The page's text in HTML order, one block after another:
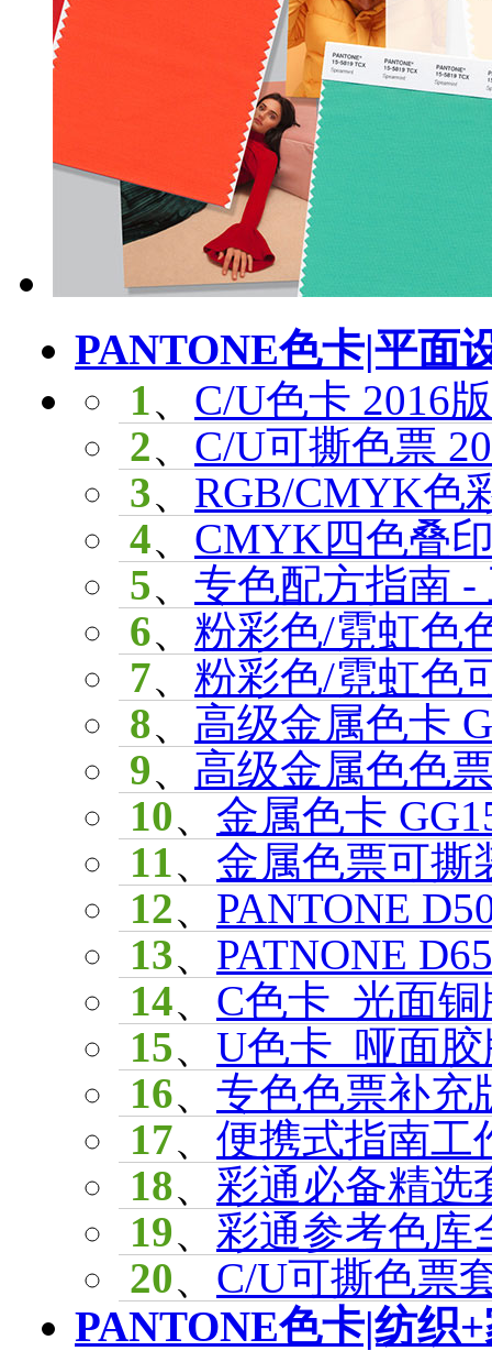
PANTONE色卡|平面
1、 C/U色卡 2016
2、 C/U可撕色票
3、 RGB/CMYK色
4、 CMYK四色叠
5、 专色配方指南 -
6、 粉彩色/霓虹色
7、 粉彩色/霓虹色
8、 高级金属色卡
9、 高级金属色色
10、 金属色卡
11、 金属色票可撕
12、 PANTONE
13、 PATNONE
14、 C色卡_光面
15、 U色卡_哑面
16、 专色色票补充
17、 便携式指南工
18、 彩通必备精选
19、 彩通参考色库
20、 C/U可撕色票
PANTONE色卡|纺织